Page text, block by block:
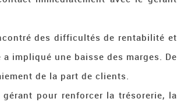
des difficultés de rentabilité et
impliqué une baisse des marges. De
de la part de clients.
pour renforcer la trésorerie, la